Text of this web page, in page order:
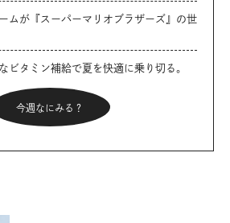
ムが『スーパーマリオブラザーズ』の世
ビタミン補給で夏を快適に乗り切る。
今週なにみる？